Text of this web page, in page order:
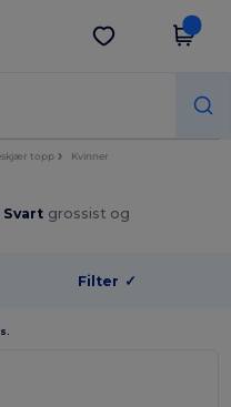
Last ned app
topp Kvinner
grossist og
Filter ✓